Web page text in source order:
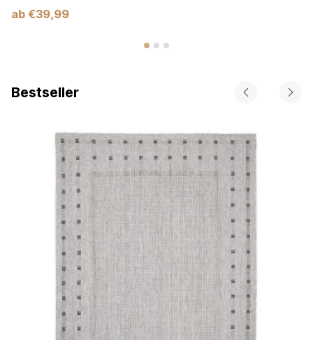
ab €39,99
Bestseller